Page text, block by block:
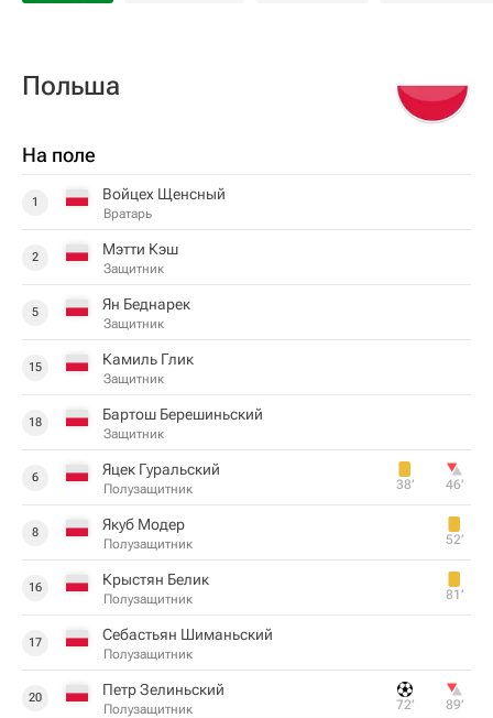
Польша
На поле
1 Войцех Щенсный
Вратарь
2 Мэтти Кэш
Защитник
5 Ян Беднарек
Защитник
15 Камиль Глик
Защитник
18 Бартош Берешиньский
Защитник
6 Яцек Гуральский
Полузащитник 38‎’‎ 46‎’‎
8 Якуб Модер
Полузащитник 52‎’‎
16 Крыстян Белик
Полузащитник 81‎’‎
17 Себастьян Шиманьский
Полузащитник
20 Петр Зелиньский
Полузащитник 72‎’‎ 89‎’‎